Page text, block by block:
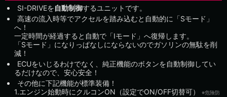
SI-DRIVEを自動制御するユニットです。
高速の流入時等でアクセルを踏み込むと自動的に「Sモード」
へ！
一定時間が経過すると自動で「Iモード」へ復帰します。
「Sモード」になりっぱなしにならないのでガソリンの無駄を削
減！
ECUをいじるわけでなく、純正機能のボタンを自動制御してい
るだけなので、安心安全！
その他に下記機能が標準装備！
1.エンジン始動時にクルコンON（設定でON/OFF切替可）※危険防